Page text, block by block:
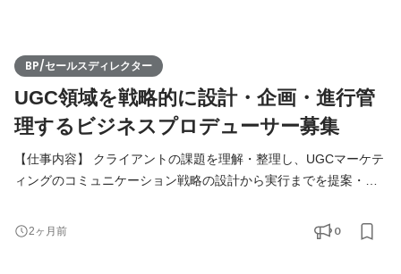
BP/セールスディレクター
UGC領域を戦略的に設計・企画・進行管
理するビジネスプロデューサー募集
【仕事内容】 クライアントの課題を理解・整理し、UGCマーケテ
ィングのコミュニケーション戦略の設計から実行までを提案・進
き合いながら、案件のフロントを担当し、プロジェクト全体の品
2ヶ月前 0